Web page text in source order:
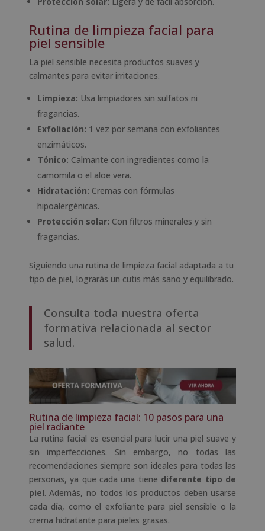
Rutina de limpieza facial para
piel sensible
La piel sensible necesita productos suaves y
calmantes para evitar irritaciones.
Limpieza: Usa limpiadores sin sulfatos ni
fragancias.
Exfoliación: 1 vez por semana con exfoliantes
enzimáticos.
Tónico: Calmante con ingredientes como la
camomila o el aloe vera.
Hidratación: Cremas con fórmulas
hipoalergénicas.
Protección solar: Con filtros minerales y sin
fragancias.
Siguiendo una rutina de limpieza facial adaptada a tu
tipo de piel, lograrás un cutis más sano y equilibrado.
Consulta toda nuestra oferta
formativa relacionada al sector
salud.
Rutina de limpieza facial: 10 pasos para una
piel radiante
La rutina facial es esencial para lucir una piel suave y
sin imperfecciones. Sin embargo, no todas las
recomendaciones siempre son ideales para todas las
personas, ya que cada una tiene diferente tipo de
piel. Además, no todos los productos deben usarse
cada día, como el exfoliante para piel sensible o la
crema hidratante para pieles grasas.